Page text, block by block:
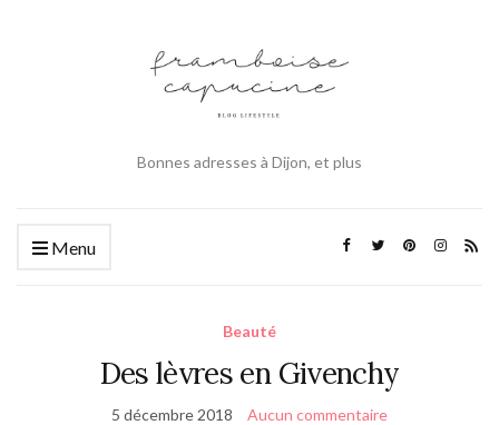
Bonnes adresses à Dijon, et plus
Menu
Beauté
Des lèvres en Givenchy
5 décembre 2018 Aucun commentaire